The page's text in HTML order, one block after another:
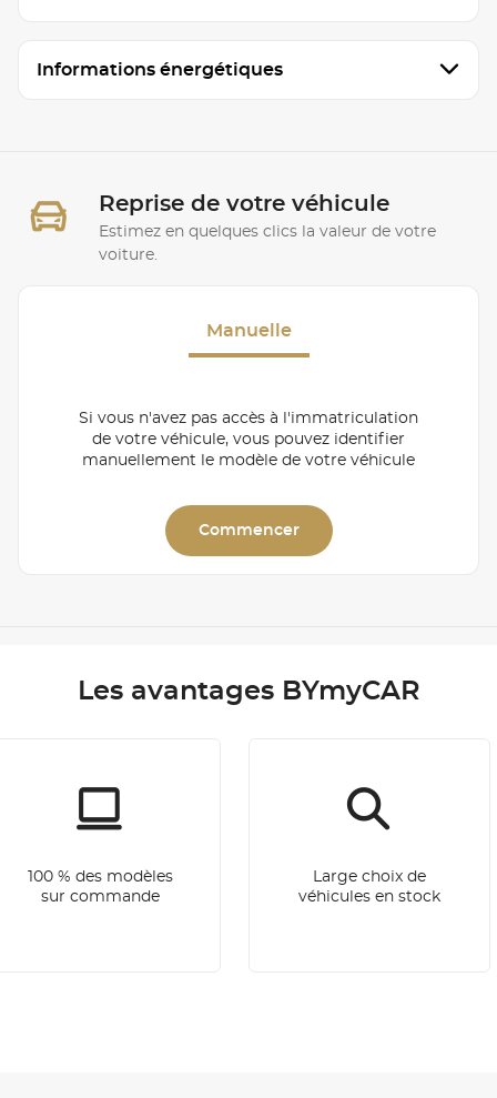
Informations énergétiques
Reprise de votre véhicule
Estimez en quelques clics la valeur de votre
voiture.
Manuelle
Si vous n'avez pas accès à l'immatriculation
de votre véhicule, vous pouvez identifier
manuellement le modèle de votre véhicule
Commencer
Les avantages BYmyCAR
100 % des modèles
sur commande
Large choix de
véhicules en stock